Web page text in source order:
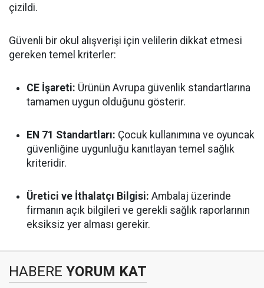
çizildi.
Güvenli bir okul alışverişi için velilerin dikkat etmesi
gereken temel kriterler:
CE İşareti: Ürünün Avrupa güvenlik standartlarına
tamamen uygun olduğunu gösterir.
EN 71 Standartları: Çocuk kullanımına ve oyuncak
güvenliğine uygunluğu kanıtlayan temel sağlık
kriteridir.
Üretici ve İthalatçı Bilgisi: Ambalaj üzerinde
firmanın açık bilgileri ve gerekli sağlık raporlarının
eksiksiz yer alması gerekir.
HABERE YORUM KAT